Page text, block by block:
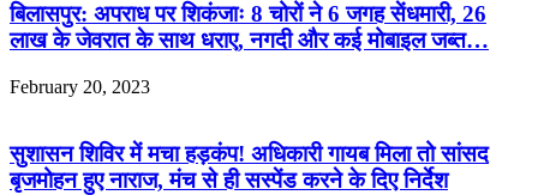
बिलासपुर: अपराध पर शिकंजाः 8 चोरों ने 6 जगह सेंधमारी, 26
लाख के जेवरात के साथ धराए, नगदी और कई मोबाइल जब्त…
February 20, 2023
सुशासन शिविर में मचा हड़कंप! अधिकारी गायब मिला तो सांसद
बृजमोहन हुए नाराज, मंच से ही सस्पेंड करने के दिए निर्देश